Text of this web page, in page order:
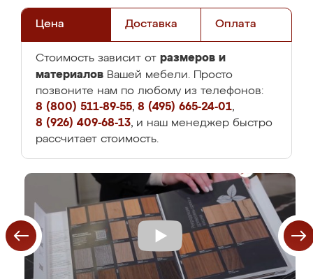
Цена Доставка Оплата
Стоимость зависит от размеров и
материалов Вашей мебели. Просто
позвоните нам по любому из телефонов:
8 (800) 511-89-55, 8 (495) 665-24-01,
8 (926) 409-68-13, и наш менеджер быстро
рассчитает стоимость.